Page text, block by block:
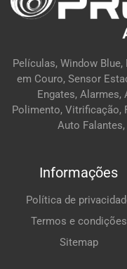
Películas, Window
em Couro, Sensor
Engates, Alarmes,
Polimento, Vitrificação,
Auto
Informações
Política de
Termos e condições
Sitemap